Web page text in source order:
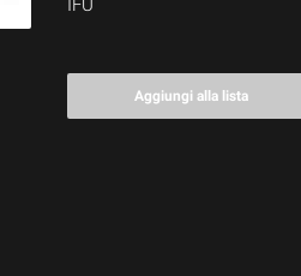
IFU
Aggiungi alla lista